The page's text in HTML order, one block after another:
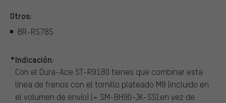
Otros:
BR-RS785
*Indicación:
Con el Dura-Ace ST-R9180 tienes que combinar esta
línea de frenos con el tornillo plateado M8 (incluido en
el volumen de envío) (= SM-BH90-JK-SS).en vez de